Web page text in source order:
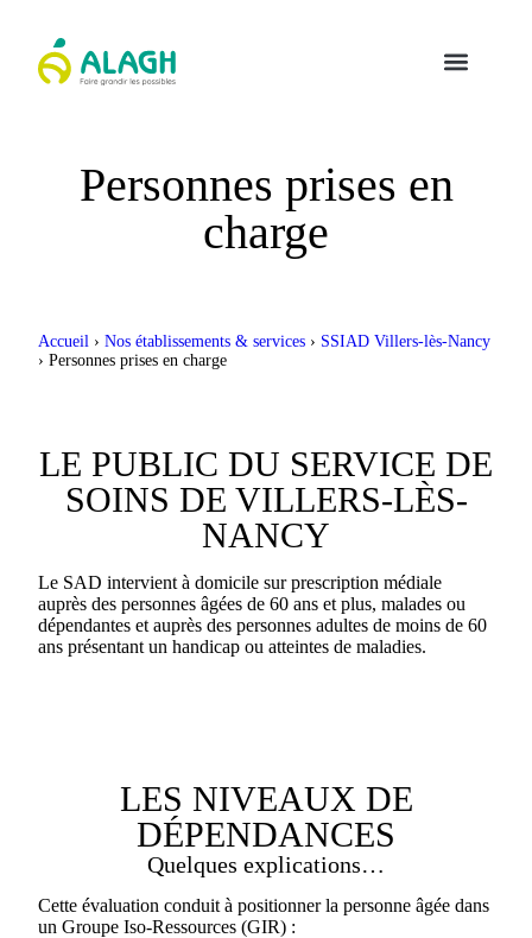
Personnes prises en
charge
Accueil › Nos établissements & services › SSIAD Villers-lès-Nancy
› Personnes prises en charge
LE PUBLIC DU SERVICE DE
SOINS DE VILLERS-LÈS-
NANCY
Le SAD intervient à domicile sur prescription médiale
auprès des personnes âgées de 60 ans et plus, malades ou
dépendantes et auprès des personnes adultes de moins de 60
ans présentant un handicap ou atteintes de maladies.
LES NIVEAUX DE
DÉPENDANCES
Quelques explications…
Cette évaluation conduit à positionner la personne âgée dans
un Groupe Iso-Ressources (GIR) :